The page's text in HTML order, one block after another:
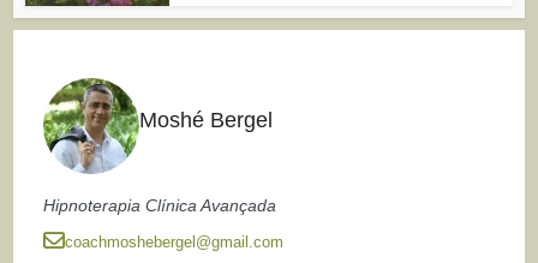
Moshé Bergel
Hipnoterapia Clínica Avançada
coachmoshebergel@gmail.com